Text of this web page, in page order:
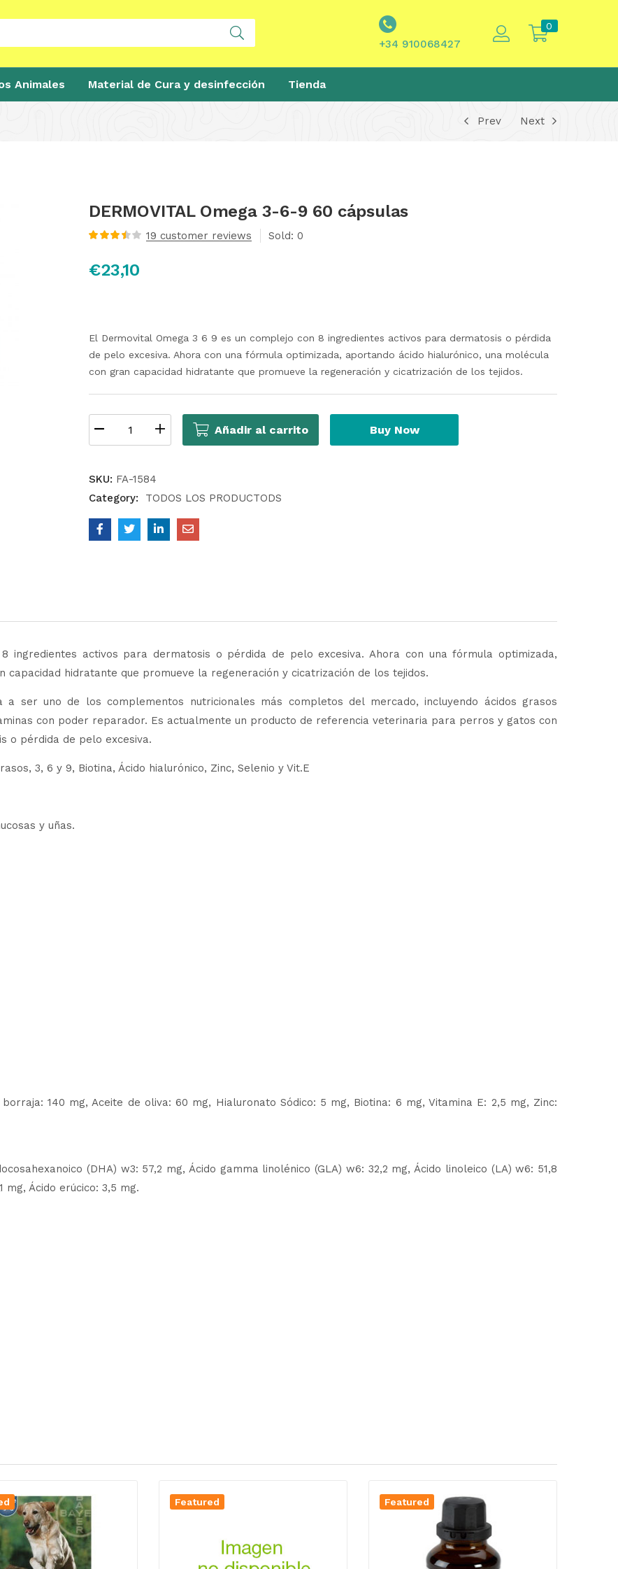
+34 910068427
0
Animales Material de Cura y desinfección Tienda
Prev Next
DERMOVITAL Omega 3-6-9 60 cápsulas
de 5 en
base a
19 customer reviews Sold: 0
€23,10
El Dermovital Omega 3 6 9 es un complejo con 8 ingredientes activos para dermatosis o pérdida
de pelo excesiva. Ahora con una fórmula optimizada, aportando ácido hialurónico, una molécula
con gran capacidad hidratante que promueve la regeneración y cicatrización de los tejidos.
Añadir al carrito Buy Now
SKU: FA-1584
Category:
TODOS LOS PRODUCTODS
ingredientes activos para dermatosis o pérdida de pelo excesiva. Ahora con una fórmula optimizada,
capacidad hidratante que promueve la regeneración y cicatrización de los tejidos.
ser uno de los complementos nutricionales más completos del mercado, incluyendo ácidos grasos
con poder reparador. Es actualmente un producto de referencia veterinaria para perros y gatos con
o pérdida de pelo excesiva.
3, 6 y 9, Biotina, Ácido hialurónico, Zinc, Selenio y Vit.E
y uñas.
140 mg, Aceite de oliva: 60 mg, Hialuronato Sódico: 5 mg, Biotina: 6 mg, Vitamina E: 2,5 mg, Zinc:
(DHA) w3: 57,2 mg, Ácido gamma linolénico (GLA) w6: 32,2 mg, Ácido linoleico (LA) w6: 51,8
mg, Ácido erúcico: 3,5 mg.
Featured Featured